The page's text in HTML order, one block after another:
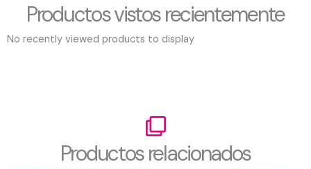
Productos vistos recientemente
No recently viewed products to display
Productos relacionados